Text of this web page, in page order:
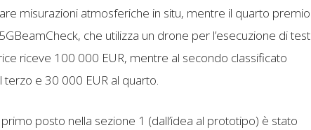
misurazioni atmosferiche in situ, mentre il quarto premio
che utilizza un drone per l’esecuzione di test
riceve 100 000 EUR, mentre al secondo classificato
e 30 000 EUR al quarto.
posto nella sezione 1 (dall’idea al prototipo) è stato